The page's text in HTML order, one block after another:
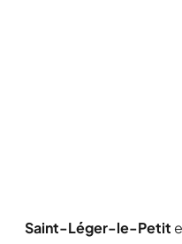
Saint-Léger-le-Petit